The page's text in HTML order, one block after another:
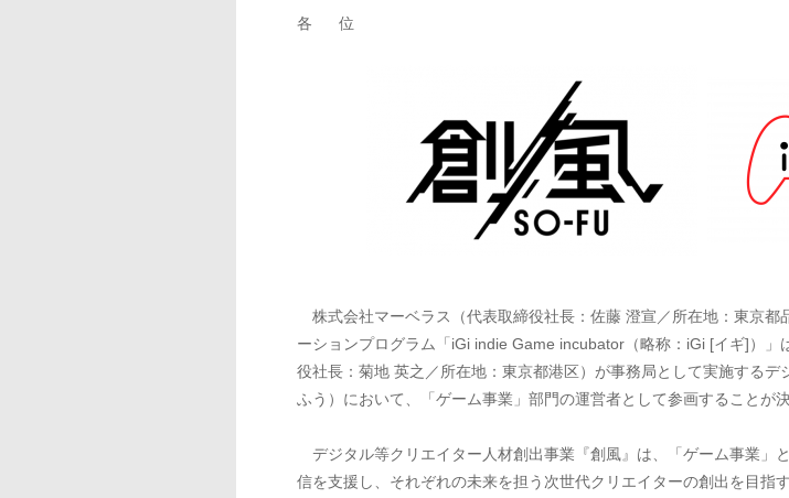
各 位
株式会社マーベラス（代表取締役社長：佐藤 澄宣／所在地：東京
ーションプログラム「iGi indie Game incubator（略称：iGi [イギ]）
役社長：菊地 英之／所在地：東京都港区）が事務局として実施する
ふう）において、「ゲーム事業」部門の運営者として参画することが
デジタル等クリエイター人材創出事業『創風』は、「ゲーム事業」
信を支援し、それぞれの未来を担う次世代クリエイターの創出を目指